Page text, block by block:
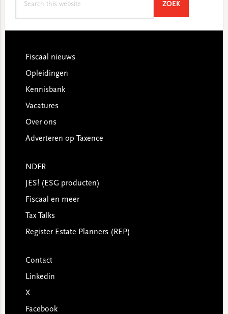
ZOEKSEARCH
Footer
Fiscaal nieuws
Opleidingen
Kennisbank
Vacatures
Over ons
Adverteren op Taxence
NDFR
JES! (ESG producten)
Fiscaal en meer
Tax Talks
Register Estate Planners (REP)
Contact
Linkedin
X
Facebook